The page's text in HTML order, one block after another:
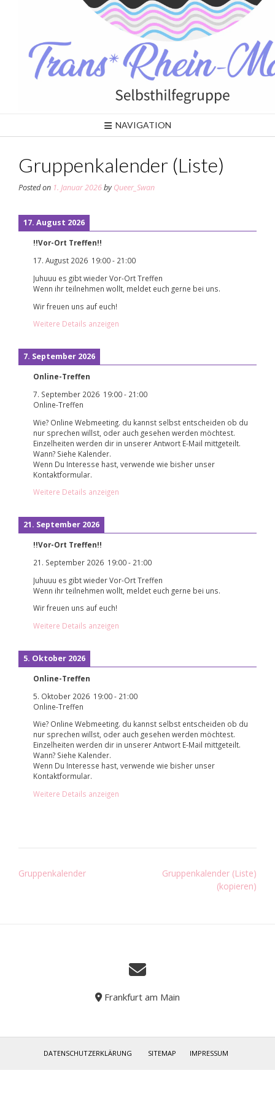
NAVIGATION
Gruppenkalender (Liste)
Posted on 1. Januar 2026byQueer_Swan
17. August 2026
!!Vor-Ort Treffen!!
17. August 2026 19:00- 21:00
Juhuuu es gibt wieder Vor-Ort Treffen
Wenn ihr teilnehmen wollt, meldet euch gerne bei uns.
Wir freuen uns auf euch!
Weitere Details anzeigen
7. September 2026
Online-Treffen
7. September 2026 19:00- 21:00
Online-Treffen
Wie? Online Webmeeting. du kannst selbst entscheiden ob du
nur sprechen willst, oder auch gesehen werden möchtest.
Einzelheiten werden dir in unserer Antwort E-Mail mittgeteilt.
Wann? Siehe Kalender.
Wenn Du Interesse hast, verwende wie bisher unser
Kontaktformular.
Weitere Details anzeigen
21. September 2026
!!Vor-Ort Treffen!!
21. September 2026 19:00- 21:00
Juhuuu es gibt wieder Vor-Ort Treffen
Wenn ihr teilnehmen wollt, meldet euch gerne bei uns.
Wir freuen uns auf euch!
Weitere Details anzeigen
5. Oktober 2026
Online-Treffen
5. Oktober 2026 19:00- 21:00
Online-Treffen
Wie? Online Webmeeting. du kannst selbst entscheiden ob du
nur sprechen willst, oder auch gesehen werden möchtest.
Einzelheiten werden dir in unserer Antwort E-Mail mittgeteilt.
Wann? Siehe Kalender.
Wenn Du Interesse hast, verwende wie bisher unser
Kontaktformular.
Weitere Details anzeigen
Post
Gruppenkalender
Gruppenkalender (Liste)
(kopieren)
Frankfurt am Main
DATENSCHUTZERKLÄRUNG SITEMAP IMPRESSUM